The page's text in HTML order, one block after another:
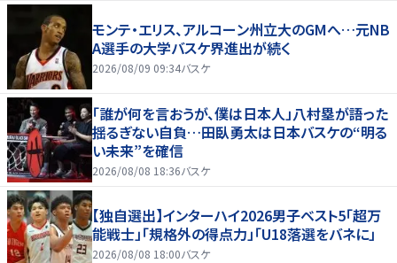
モンテ・エリス、アルコーン州立大のGMへ…元NB
A選手の大学バスケ界進出が続く
2026/08/09 09:34バスケ
「誰が何を言おうが、僕は日本人」八村塁が語った
揺るぎない自負…田臥勇太は日本バスケの“明る
い未来”を確信
2026/08/08 18:36バスケ
【独自選出】インターハイ2026男子ベスト5「超万
能戦士」「規格外の得点力」「U18落選をバネに」
2026/08/08 18:00バスケ